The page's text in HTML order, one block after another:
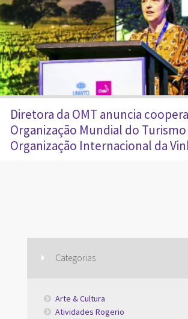
Diretora da OMT anuncia
Organização Mundial do Turismo
Organização Internacional da
Categorias
Arte & Cultura
Atividades Rogerio